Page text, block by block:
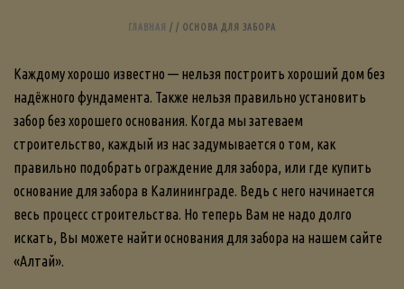
ГЛАВНАЯ / / ОСНОВА ДЛЯ ЗАБОРА
Каждому хорошо известно — нельзя построить хороший дом без
надёжного фундамента. Также нельзя правильно установить
забор без хорошего основания. Когда мы затеваем
строительство, каждый из нас задумывается о том, как
правильно подобрать ограждение для забора, или где купить
основание для забора в Калининграде. Ведь с него начинается
весь процесс строительства. Но теперь Вам не надо долго
искать, Вы можете найти основания для забора на нашем сайте
«Алтай».